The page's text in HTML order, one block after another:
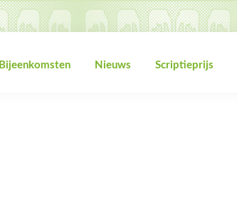
Bijeenkomsten Nieuws Scriptieprijs